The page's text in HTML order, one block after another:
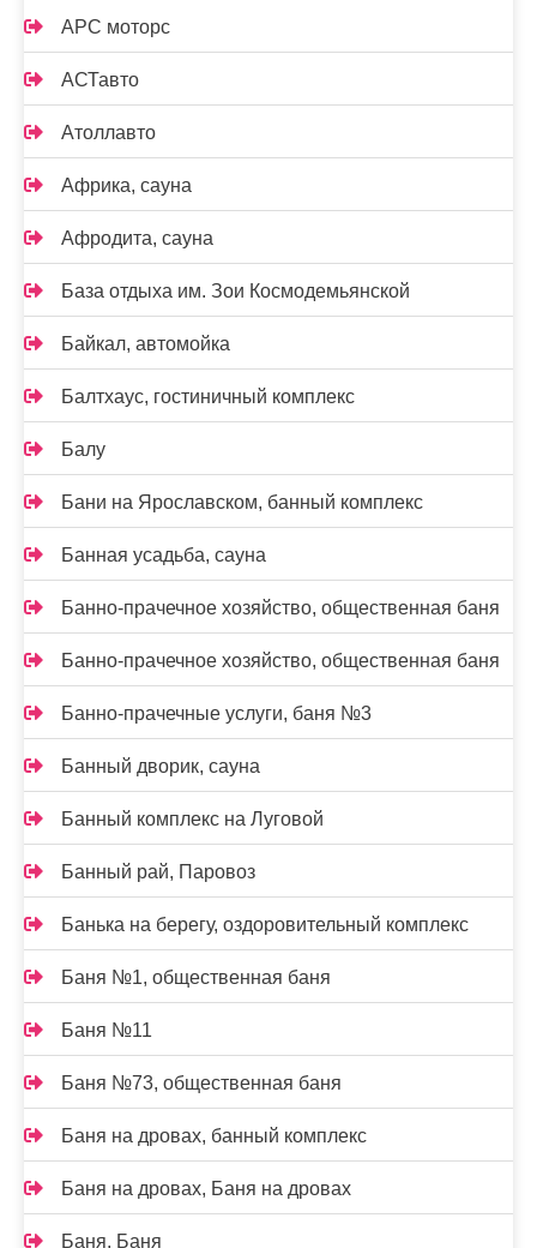
АРС моторс
АСТавто
Атоллавто
Африка, сауна
Афродита, сауна
База отдыха им. Зои Космодемьянской
Байкал, автомойка
Балтхаус, гостиничный комплекс
Балу
Бани на Ярославском, банный комплекс
Банная усадьба, сауна
Банно-прачечное хозяйство, общественная баня
Банно-прачечное хозяйство, общественная баня
Банно-прачечные услуги, баня №3
Банный дворик, сауна
Банный комплекс на Луговой
Банный рай, Паровоз
Банька на берегу, оздоровительный комплекс
Баня №1, общественная баня
Баня №11
Баня №73, общественная баня
Баня на дровах, банный комплекс
Баня на дровах, Баня на дровах
Баня, Баня